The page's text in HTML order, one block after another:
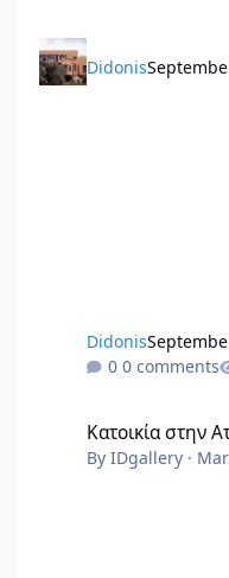
Didonis
Didonis
0 comments
Κατοικία στην
ByIDgallery ·